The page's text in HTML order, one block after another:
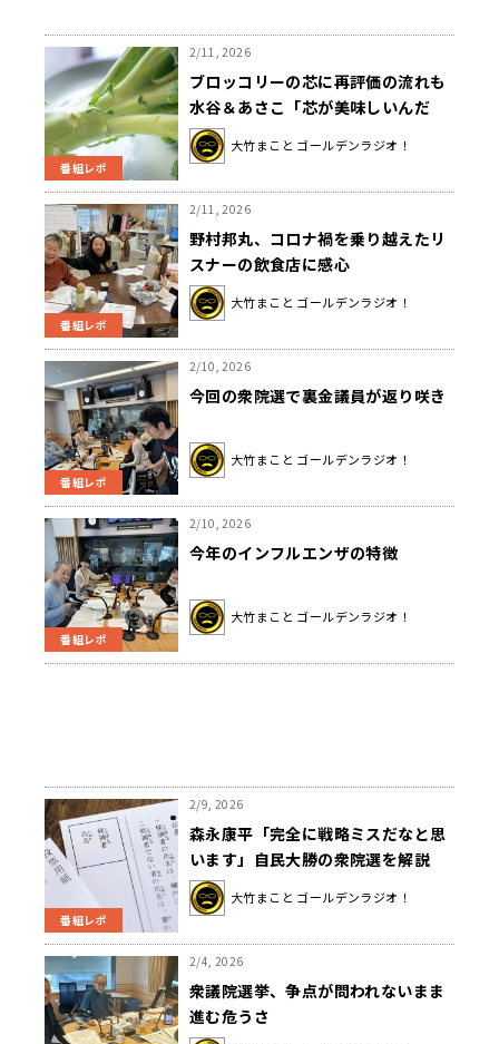
番組レポ
2/11, 2026
ブロッコリーの芯に再評価の流れも
水谷＆あさこ「芯が美味しいんだ
よ」と熱弁
大竹まこと ゴールデンラジオ！
番組レポ
2/11, 2026
野村邦丸、コロナ禍を乗り越えたリ
スナーの飲食店に感心
大竹まこと ゴールデンラジオ！
番組レポ
2/10, 2026
今回の衆院選で裏金議員が返り咲き
大竹まこと ゴールデンラジオ！
番組レポ
2/10, 2026
今年のインフルエンザの特徴
大竹まこと ゴールデンラジオ！
番組レポ
2/9, 2026
森永康平「完全に戦略ミスだなと思
います」自民大勝の衆院選を解説
大竹まこと ゴールデンラジオ！
2/4, 2026
衆議院選挙、争点が問われないまま
進む危うさ